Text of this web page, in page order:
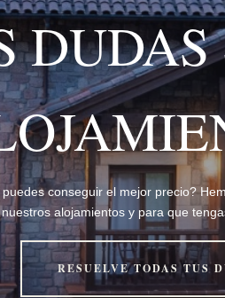
conseguir el mejor precio?
alojamientos y para que
RESUELVE TODAS TUS